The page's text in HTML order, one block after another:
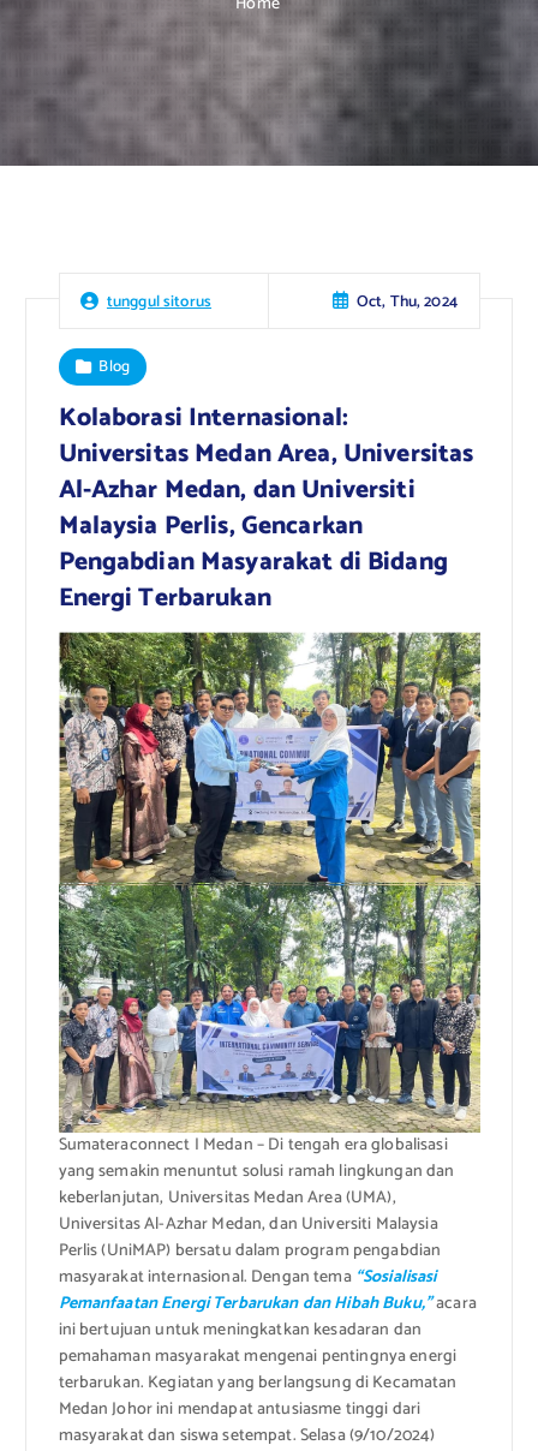
tunggul sitorus Oct, Thu, 2024
Blog
Kolaborasi Internasional:
Universitas Medan Area, Universitas
Al-Azhar Medan, dan Universiti
Malaysia Perlis, Gencarkan
Pengabdian Masyarakat di Bidang
Energi Terbarukan
Sumateraconnect I Medan – Di tengah era globalisasi
yang semakin menuntut solusi ramah lingkungan dan
keberlanjutan, Universitas Medan Area (UMA),
Universitas Al-Azhar Medan, dan Universiti Malaysia
Perlis (UniMAP) bersatu dalam program pengabdian
masyarakat internasional. Dengan tema“Sosialisasi
Pemanfaatan Energi Terbarukan dan Hibah Buku,”acara
ini bertujuan untuk meningkatkan kesadaran dan
pemahaman masyarakat mengenai pentingnya energi
terbarukan. Kegiatan yang berlangsung di Kecamatan
Medan Johor ini mendapat antusiasme tinggi dari
masyarakat dan siswa setempat. Selasa (9/10/2024)